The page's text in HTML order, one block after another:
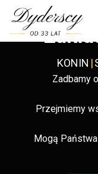
KONIN |
Zadbamy
Przejmiemy
Mogą